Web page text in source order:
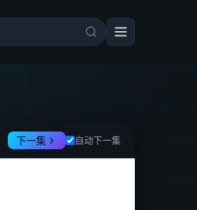
下一集 自动下一集